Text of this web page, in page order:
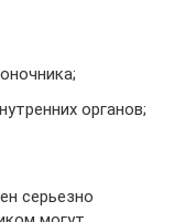
органов;
серьезно